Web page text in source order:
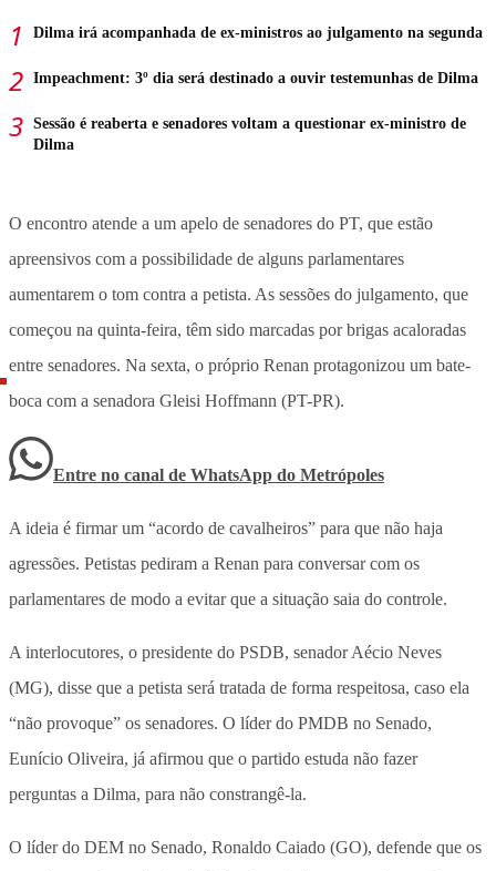
Dilma irá acompanhada de ex-ministros ao julgamento na segunda
Impeachment: 3º dia será destinado a ouvir testemunhas de Dilma
Sessão é reaberta e senadores voltam a questionar ex-ministro de
Dilma
O encontro atende a um apelo de senadores do PT, que estão
apreensivos com a possibilidade de alguns parlamentares
aumentarem o tom contra a petista. As sessões do julgamento, que
começou na quinta-feira, têm sido marcadas por brigas acaloradas
entre senadores. Na sexta, o próprio Renan protagonizou um bate-
boca com a senadora Gleisi Hoffmann (PT-PR).
Entre no canal de WhatsApp do Metrópoles
A ideia é firmar um “acordo de cavalheiros” para que não haja
agressões. Petistas pediram a Renan para conversar com os
parlamentares de modo a evitar que a situação saia do controle.
A interlocutores, o presidente do PSDB, senador Aécio Neves
(MG), disse que a petista será tratada de forma respeitosa, caso ela
“não provoque” os senadores. O líder do PMDB no Senado,
Eunício Oliveira, já afirmou que o partido estuda não fazer
perguntas a Dilma, para não constrangê-la.
O líder do DEM no Senado, Ronaldo Caiado (GO), defende que os